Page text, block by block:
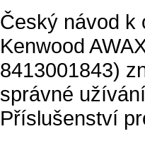
Český návod k
Kenwood
8413001843)
správné
Příslušenství